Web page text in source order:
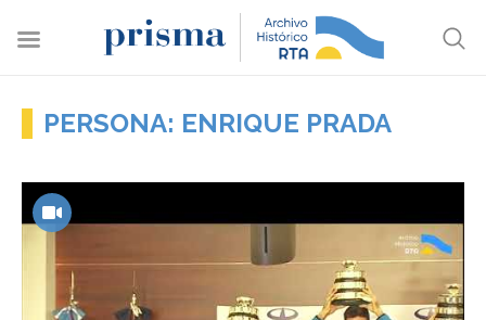
PERSONA: ENRIQUE PRADA